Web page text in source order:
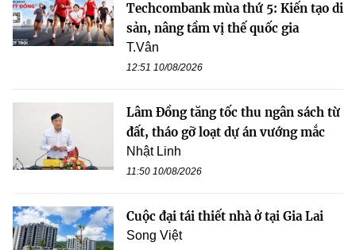
Techcombank mùa thứ 5: Kiến tạo di
sản, nâng tầm vị thế quốc gia
T.Vân
12:51 10/08/2026
Lâm Đồng tăng tốc thu ngân sách từ
đất, tháo gỡ loạt dự án vướng mắc
Nhật Linh
11:50 10/08/2026
Cuộc đại tái thiết nhà ở tại Gia Lai
Song Việt